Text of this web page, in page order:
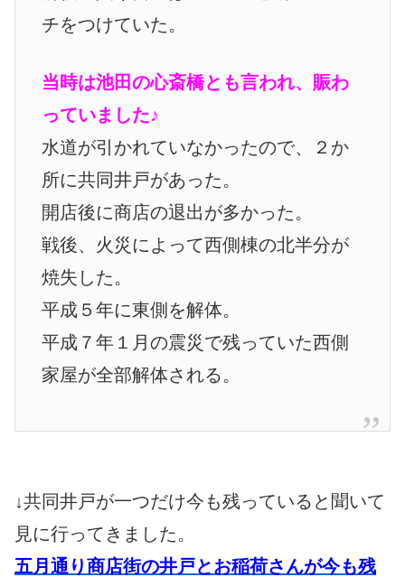
チをつけていた。
当時は池田の心斎橋とも言われ、賑わ
っていました♪
水道が引かれていなかったので、２か
所に共同井戸があった。
開店後に商店の退出が多かった。
戦後、火災によって西側棟の北半分が
焼失した。
平成５年に東側を解体。
平成７年１月の震災で残っていた西側
家屋が全部解体される。
↓共同井戸が一つだけ今も残っていると聞いて
見に行ってきました。
五月通り商店街の井戸とお稲荷さんが今も残